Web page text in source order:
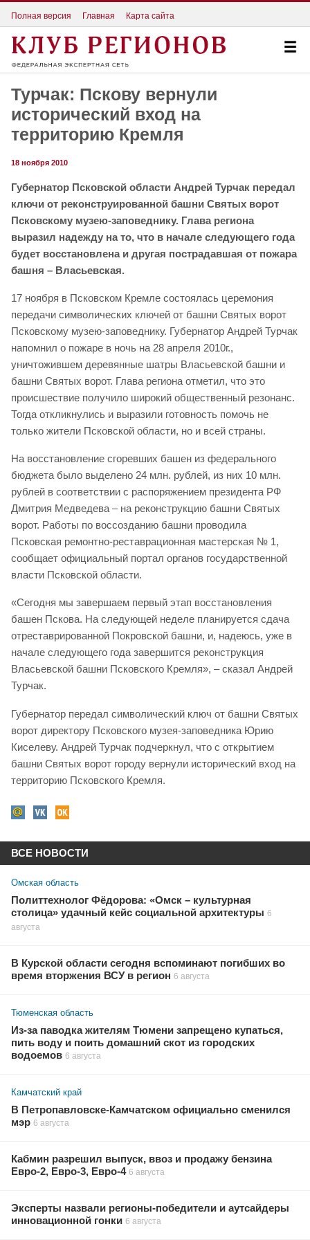
Полная версия Главная Карта сайта
Турчак: Пскову вернули
исторический вход на
территорию Кремля
18 ноября 2010
Губернатор Псковской области Андрей Турчак передал
ключи от реконструированной башни Святых ворот
Псковскому музею-заповеднику. Глава региона
выразил надежду на то, что в начале следующего года
будет восстановлена и другая пострадавшая от пожара
башня – Власьевская.
17 ноября в Псковском Кремле состоялась церемония
передачи символических ключей от башни Святых ворот
Псковскому музею-заповеднику. Губернатор Андрей Турчак
напомнил о пожаре в ночь на 28 апреля 2010г.,
уничтожившем деревянные шатры Власьевской башни и
башни Святых ворот. Глава региона отметил, что это
происшествие получило широкий общественный резонанс.
Тогда откликнулись и выразили готовность помочь не
только жители Псковской области, но и всей страны.
На восстановление сгоревших башен из федерального
бюджета было выделено 24 млн. рублей, из них 10 млн.
рублей в соответствии с распоряжением президента РФ
Дмитрия Медведева – на реконструкцию башни Святых
ворот. Работы по воссозданию башни проводила
Псковская ремонтно-реставрационная мастерская № 1,
сообщает официальный портал органов государственной
власти Псковской области.
«Сегодня мы завершаем первый этап восстановления
башен Пскова. На следующей неделе планируется сдача
отреставрированной Покровской башни, и, надеюсь, уже в
начале следующего года завершится реконструкция
Власьевской башни Псковского Кремля», – сказал Андрей
Турчак.
Губернатор передал символический ключ от башни Святых
ворот директору Псковского музея-заповедника Юрию
Киселеву. Андрей Турчак подчеркнул, что с открытием
башни Святых ворот городу вернули исторический вход на
территорию Псковского Кремля.
ВСЕ НОВОСТИ
Омская область
Политтехнолог Фёдорова: «Омск – культурная
столица» удачный кейс социальной архитектуры 6
августа
В Курской области сегодня вспоминают погибших во
время вторжения ВСУ в регион 6 августа
Тюменская область
Из-за паводка жителям Тюмени запрещено купаться,
пить воду и поить домашний скот из городских
водоемов 6 августа
Камчатский край
В Петропавловске-Камчатском официально сменился
мэр 6 августа
Кабмин разрешил выпуск, ввоз и продажу бензина
Евро-2, Евро-3, Евро-4 6 августа
Эксперты назвали регионы-победители и аутсайдеры
инновационной гонки 6 августа